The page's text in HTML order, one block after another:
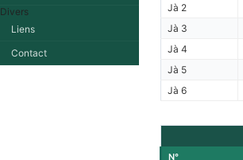
Divers
Liens
Contact
Jà 2
Jà 3
Jà 4
Jà 5
Jà 6
N°